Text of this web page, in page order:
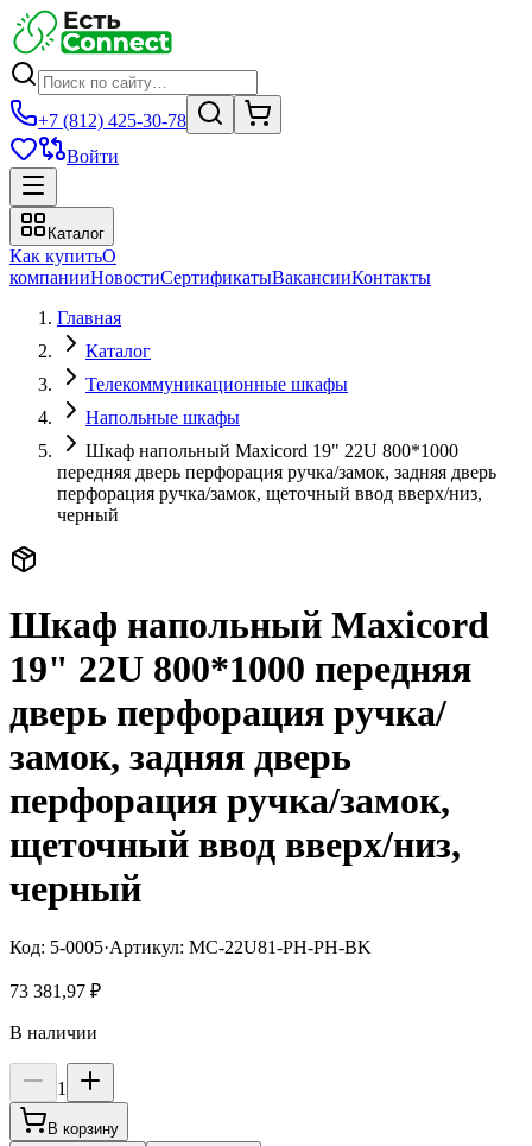
+7 (812) 425-30-78
Войти
Каталог
Как купитьО
компанииНовостиСертификатыВакансииКонтакты
Главная
Каталог
Телекоммуникационные шкафы
Напольные шкафы
Шкаф напольный Maxicord 19" 22U 800*1000
передняя дверь перфорация ручка/замок, задняя дверь
перфорация ручка/замок, щеточный ввод вверх/низ,
черный
Шкаф напольный Maxicord
19" 22U 800*1000 передняя
дверь перфорация ручка/
замок, задняя дверь
перфорация ручка/замок,
щеточный ввод вверх/низ,
черный
Код: 5-0005·Артикул: MC-22U81-PH-PH-BK
73 381,97 ₽
В наличии
1
В корзину